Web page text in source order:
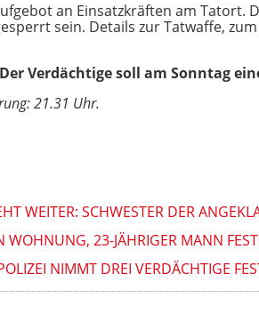
an Einsatzkräften am Tatort.
sein. Details zur Tatwaffe,
Verdächtige soll am Sonntag
21.31 Uhr.
WEITER: SCHWESTER DER
WOHNUNG, 23-JÄHRIGER MANN
NIMMT DREI VERDÄCHTIGE